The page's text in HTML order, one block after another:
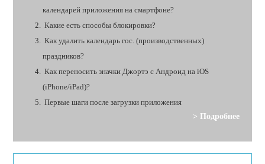
календарей приложения на смартфоне?
Какие есть способы блокировки?
Как удалить календарь гос. (производственных)
праздников?
Как переносить значки Джортэ с Андроид на iOS
(iPhone/iPad)?
Первые шаги после загрузки приложения
> Подробнее